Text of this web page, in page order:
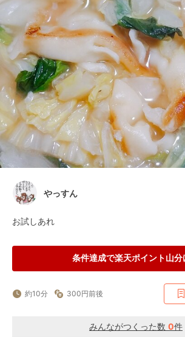
やっすん
お試しあれ
条件達成で楽天ポイント山分
約10分 300円前後
みんながつくった数 0件